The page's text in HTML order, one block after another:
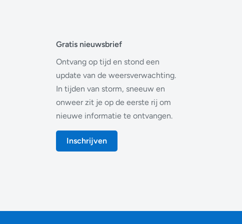
Gratis nieuwsbrief
Ontvang op tijd en stond een
update van de weersverwachting.
In tijden van storm, sneeuw en
onweer zit je op de eerste rij om
nieuwe informatie te ontvangen.
Inschrijven